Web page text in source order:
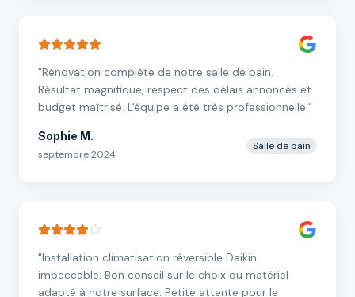
"Rénovation complète de notre salle de bain.
Résultat magnifique, respect des délais annoncés et
budget maîtrisé. L'équipe a été très professionnelle."
Sophie M.
septembre 2024
Salle de bain
"Installation climatisation réversible Daikin
impeccable. Bon conseil sur le choix du matériel
adapté à notre surface. Petite attente pour le